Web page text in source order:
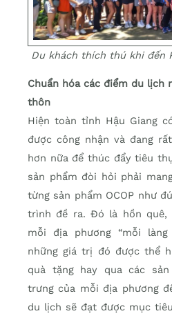
Du khách thích thú khi đến
Chuẩn hóa các điểm du lịch
thôn
Hiện toàn tỉnh Hậu Giang
được công nhận và đang
hơn nữa để thúc đẩy tiêu
sản phẩm đòi hỏi phải
từng sản phẩm OCOP như
trình đề ra. Đó là hồn quê,
mỗi địa phương “mỗi
những giá trị đó được thể
quà tặng hay qua các
trưng của mỗi địa phương
du lịch sẽ đạt được mục